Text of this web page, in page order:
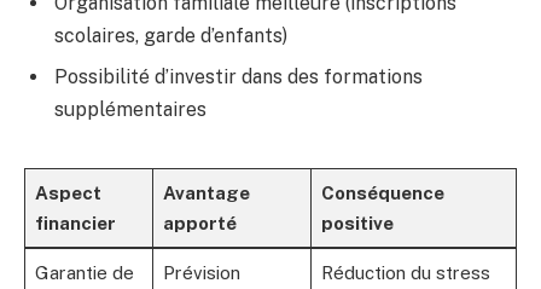
scolaires, garde d’enfants)
Possibilité d’investir dans des formations
supplémentaires
Aspect
financier
Avantage
apporté
Conséquence
positive
Garantie de
Prévision
Réduction du stress